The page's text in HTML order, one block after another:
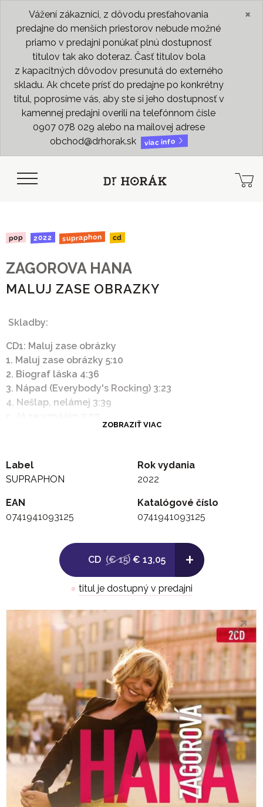
Vážení zákazníci, z dôvodu presťahovania
predajne do menších priestorov nebude možné
priamo v predajni ponúkať plnú dostupnosť
titulov tak ako doteraz. Časť titulov bola
z kapacitných dôvodov presunutá do externého
skladu. Ak chcete prísť do predajne po konkrétny
titul, poprosíme vás, aby ste si jeho dostupnosť v
kamennej predajni overili na telefónnom čísle
0907 078 029 alebo na mailovej adrese
obchod@drhorak.sk
viac info
×
pop 2022 supraphon cd
ZAGOROVA HANA
MALUJ ZASE OBRAZKY
Skladby:
CD1: Maluj zase obrázky
1. Maluj zase obrázky 5:10
2. Biograf láska 4:36
3. Nápad (Everybody's Rocking) 3:23
4. Nešlap, nelámej 3:39
6. Usnul nám, spí 2:43
8. Studánko stříbrná 2:55
9. Zdá se 3:06
11. Cesta ke štěstí 3:18
12. Duhová víla 2:46
14. Jinak to nejde (Guardian Angel) 4:09
CD2: Maluj zase obrázky 2
2. Gvendolína 3:35
3. Sloky trochu smutné lásky 4:45
4. Modrá čajovna 2:57
5. Mys dobrých nadějí 3:18
6. Hej mistře basů 2:33
7. To by nebylo fér 3:36
8. Ubohý beránek 4:55
9. Černý páv 3:44
10. Kapky 4:49
11. Náš dům zní smíchem 2:25
12. Co stalo se stalo 3:32
13. Rybičko zlatá přeju si 2:42
14. Zásnuby 3:47
15. On je někdo 4:10
16. Sláva je bál 4:22
ZOBRAZIŤ VIAC
Label
SUPRAPHON
Rok vydania
2022
EAN
0741941093125
Katalógové číslo
0741941093125
CD (€ 15) € 13,05 +
● titul je dostupný v predajni